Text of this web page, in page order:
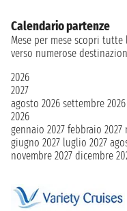
Calendario partenze
Mese per mese scopri
verso numerose
2026
2027
agosto 2026 settembre 2026
2026
gennaio 2027 febbraio 2027
giugno 2027 luglio 2027
novembre 2027 dicembre